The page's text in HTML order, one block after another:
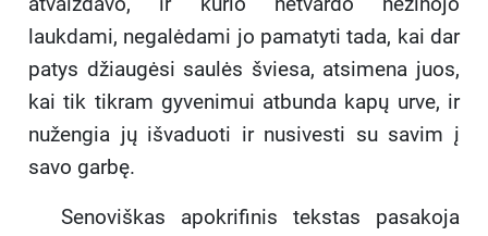
laukdami, negalėdami jo pamatyti tada, kai dar
patys džiaugėsi saulės šviesa, atsimena juos,
kai tik tikram gyvenimui atbunda kapų urve, ir
nužengia jų išvaduoti ir nusivesti su savim į
savo garbę.
Senoviškas apokrifinis tekstas pasakoja